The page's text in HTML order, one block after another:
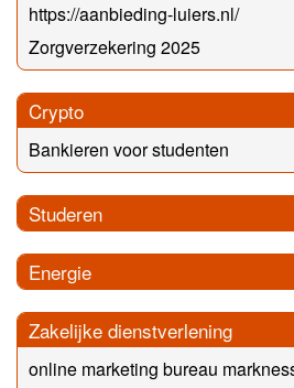
https://aanbieding-luiers.nl/
Zorgverzekering 2025
Crypto
Bankieren voor studenten
Studeren
Energie
Zakelijke dienstverlening
online marketing bureau